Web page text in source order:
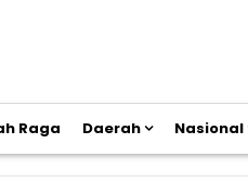
Raga Daerah Nasional